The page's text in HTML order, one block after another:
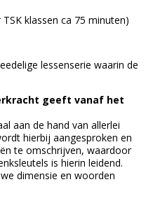
klassen ca 75 minuten)
lessenserie waarin de
geeft vanaf het
aan de hand van allerlei
hierbij aangesproken en
te omschrijven, waardoor
is hierin leidend.
dimensie en woorden